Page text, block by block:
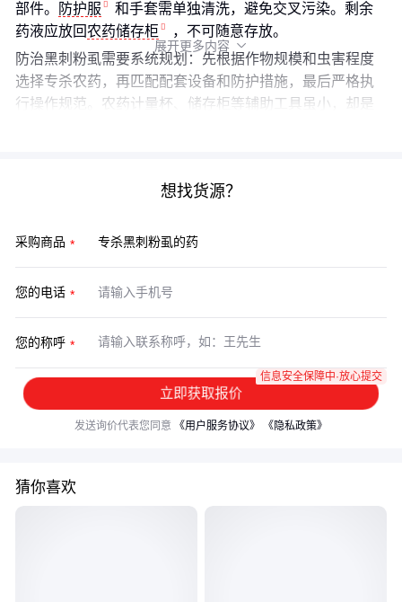
部件。
防护服
和手套需单独清洗，避免交叉污染。剩余
药液应放回农药储存柜
，不可随意存放。
防治黑刺粉虱需要系统规划：先根据作物规模和虫害程度
选择专杀农药，再匹配配套设备和防护措施，最后严格执
行操作规范。农药计量杯、储存柜等辅助工具虽小，却是
展开更多内容 
想找货源？
采购商品
您的电话
您的称呼
立即获取报价
信息安全保障中·放心提交
发送询价代表您同意 《用户服务协议》 《隐私政策》
猜你喜欢